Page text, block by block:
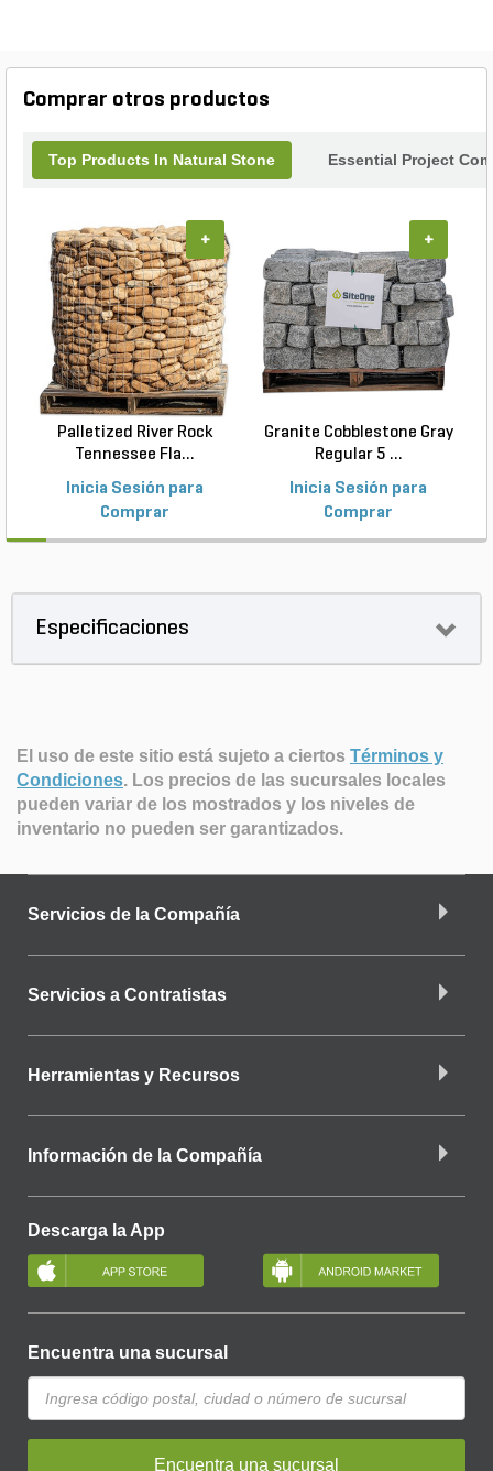
Comprar otros productos
Top Products In Natural Stone Essential Project
Palletized River Rock
Tennessee Fla...
Inicia Sesión para
Comprar
+
Granite Cobblestone Gray
Regular 5 ...
Inicia Sesión para
Comprar
+
Especificaciones
El uso de este sitio está sujeto a ciertos Términos y
Condiciones. Los precios de las sucursales locales
pueden variar de los mostrados y los niveles de
inventario no pueden ser garantizados.
Servicios de la Compañía
Servicios a Contratistas
Herramientas y Recursos
Información de la Compañía
Descarga la App
Encuentra una sucursal
Encuentra una sucursal